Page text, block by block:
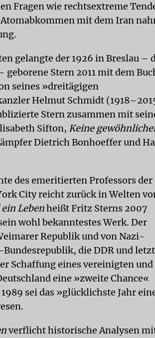
Fragen wie rechtsextreme
mit dem Iran
gelangte der 1926 in Breslau –
Stern 2011 mit dem
seines »dreitägigen
Helmut Schmidt
Stern zusammen mit
Sifton, Keine
Dietrich Bonhoeffer und
des emeritierten Professors der
City reicht zurück in Welten
Lebenheißt Fritz Sterns 2007
wohl bekanntestes Werk. Der
Republik und von Nazi-
die DDR und
Schaffung eines vereinigten und
eine »zweite Chance«
sei das »glücklichste Jahr
verflicht historische Analysen